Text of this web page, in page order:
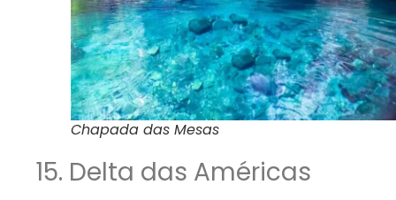
Chapada das Mesas
15. Delta das Américas